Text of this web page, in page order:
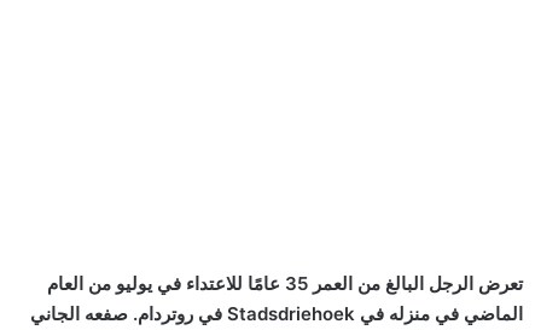
تعرض الرجل البالغ من العمر 35 عامًا للاعتداء في يوليو من العام
الماضي في منزله في Stadsdriehoek في روتردام. صفعه الجاني